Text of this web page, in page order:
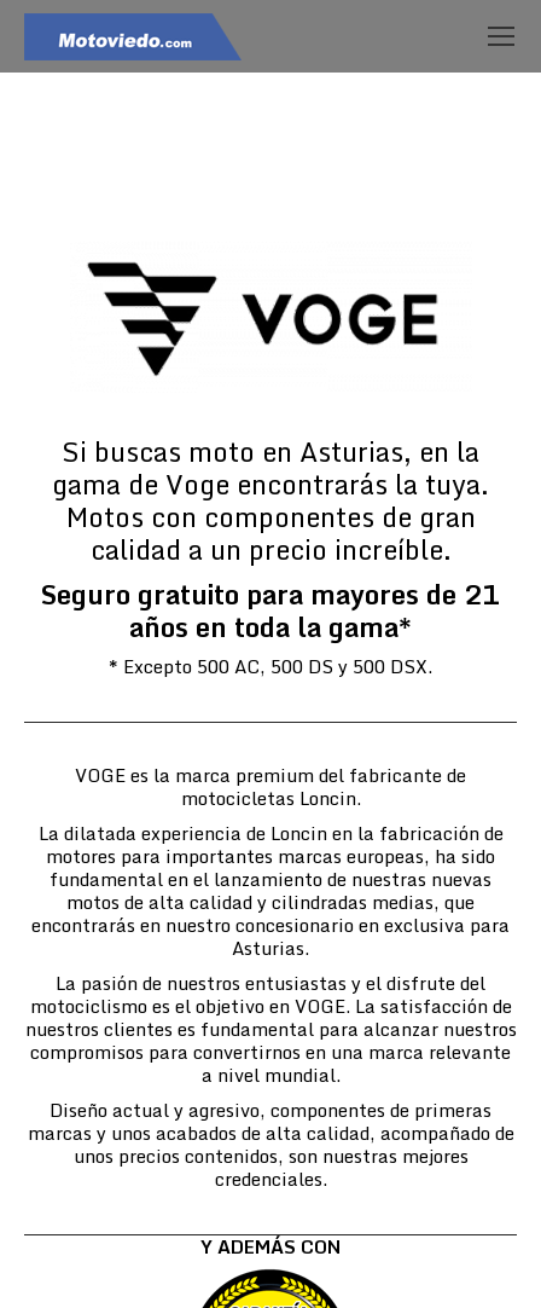
Si buscas moto en Asturias, en la
gama de Voge encontrarás la tuya.
Motos con componentes de gran
calidad a un precio increíble.
Seguro gratuito para mayores de 21
años en toda la gama*
* Excepto 500 AC, 500 DS y 500 DSX.
VOGE es la marca premium del fabricante de
motocicletas Loncin.
La dilatada experiencia de Loncin en la fabricación de
motores para importantes marcas europeas, ha sido
fundamental en el lanzamiento de nuestras nuevas
motos de alta calidad y cilindradas medias, que
encontrarás en nuestro concesionario en exclusiva para
Asturias.
La pasión de nuestros entusiastas y el disfrute del
motociclismo es el objetivo en VOGE. La satisfacción de
nuestros clientes es fundamental para alcanzar nuestros
compromisos para convertirnos en una marca relevante
a nivel mundial.
Diseño actual y agresivo, componentes de primeras
marcas y unos acabados de alta calidad, acompañado de
unos precios contenidos, son nuestras mejores
credenciales.
Y ADEMÁS CON